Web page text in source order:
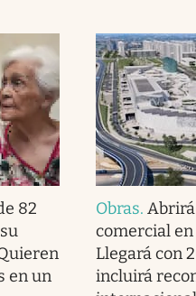
82
en un
Obras.
comercial en
Llegará con
incluirá